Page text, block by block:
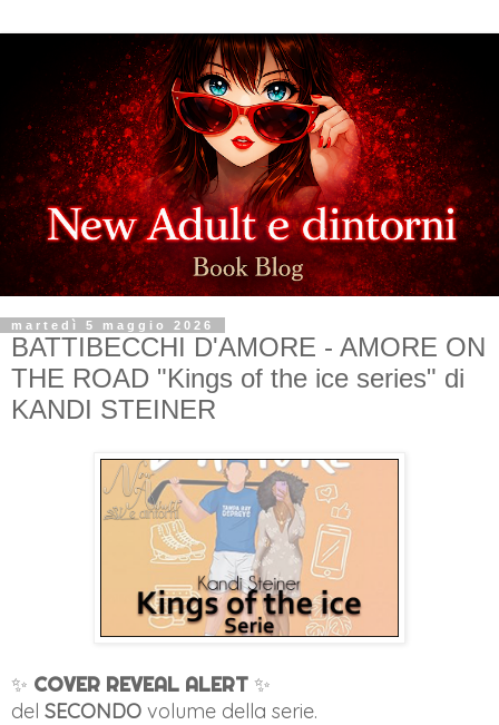
martedì 5 maggio 2026
BATTIBECCHI D'AMORE - AMORE ON
THE ROAD "Kings of the ice series" di
KANDI STEINER
✨ COVER REVEAL ALERT ✨
del SECONDO volume della serie.